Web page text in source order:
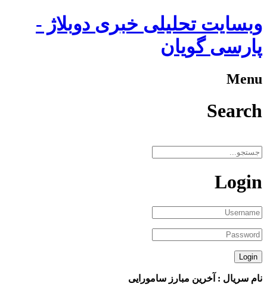
وبسایت تحلیلی خبری دوبلاژ -
پارسی گویان
Menu
Search
Login
نام سریال : آخرین مبارز سامورایی